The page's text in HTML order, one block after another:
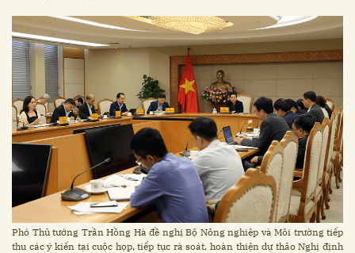
Phó Thủ tướng Trần Hồng Hà đề nghị Bộ Nông nghiệp và Môi trường tiếp
thu các ý kiến tại cuộc họp, tiếp tục rà soát, hoàn thiện dự thảo Nghị định